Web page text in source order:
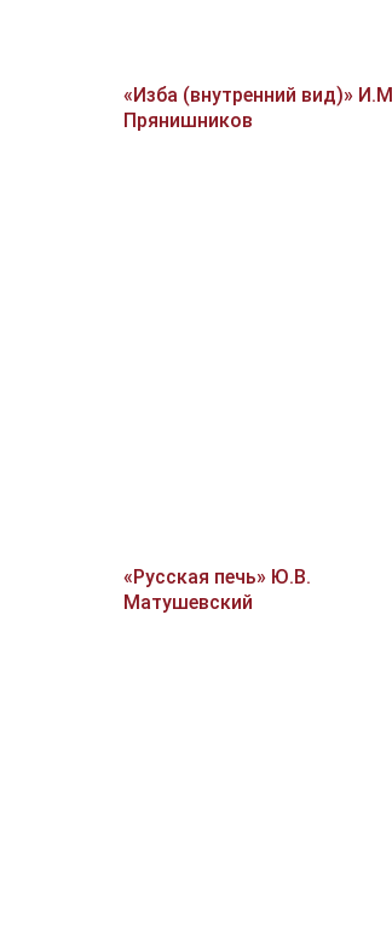
«Изба (внутренний вид)»
Прянишников
«Русская печь» Ю.В.
Матушевский